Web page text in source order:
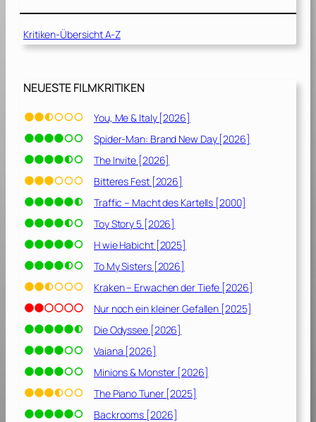
r
2
2
…
i
e
ü
e
r
l
e
b
e
n
w
o
l
e
n
[
Kritiken-Übersicht A-Z
NEUESTE FILMKRITIKEN
You, Me & Italy [2026]
Spider-Man: Brand New Day [2026]
The Invite [2026]
Bitteres Fest [2026]
Traffic – Macht des Kartells [2000]
Toy Story 5 [2026]
H wie Habicht [2025]
To My Sisters [2026]
Kraken – Erwachen der Tiefe [2026]
Nur noch ein kleiner Gefallen [2025]
Die Odyssee [2026]
Vaiana [2026]
Minions & Monster [2026]
The Piano Tuner [2025]
Backrooms [2026]